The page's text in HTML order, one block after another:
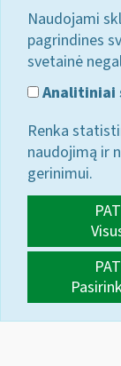
Naudojami
pagrindines
svetainė
Analitiniai
Renka
naudojimą ir
gerinimui.